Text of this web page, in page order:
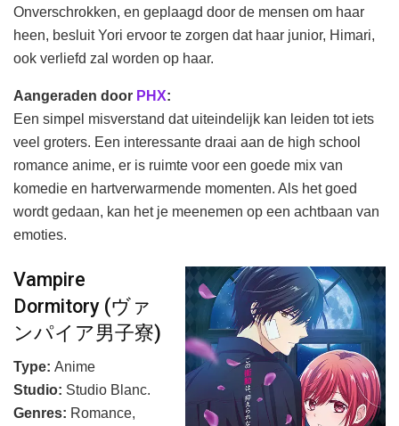
Onverschrokken, en geplaagd door de mensen om haar
heen, besluit Yori ervoor te zorgen dat haar junior, Himari,
ook verliefd zal worden op haar.
Aangeraden door PHX:
Een simpel misverstand dat uiteindelijk kan leiden tot iets
veel groters. Een interessante draai aan de high school
romance anime, er is ruimte voor een goede mix van
komedie en hartverwarmende momenten. Als het goed
wordt gedaan, kan het je meenemen op een achtbaan van
emoties.
Vampire
Dormitory (ヴァ
ンパイア男子寮)
Type: Anime
Studio: Studio Blanc.
Genres: Romance,